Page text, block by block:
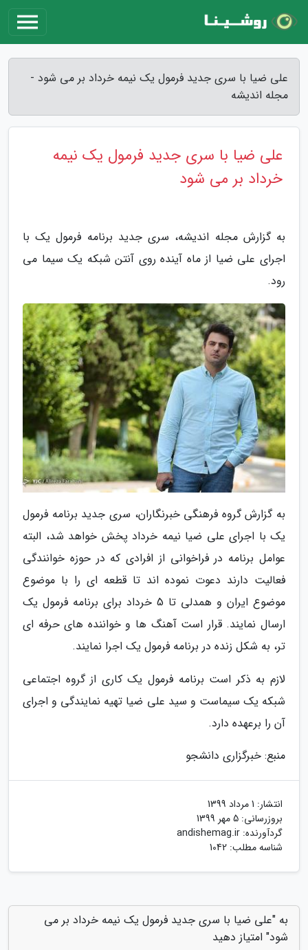
علی ضیا با سری جدید فرمول یک نیمه خرداد بر می شود -
مجله اندیشه
علی ضیا با سری جدید فرمول یک نیمه
خرداد بر می شود
به گزارش مجله اندیشه، سری جدید برنامه فرمول یک با
اجرای علی ضیا از ماه آینده روی آنتن شبکه یک سیما می
رود.
به گزارش گروه فرهنگی خبرنگاران، سری جدید برنامه فرمول
یک با اجرای علی ضیا نیمه خرداد پخش خواهد شد، البته
عوامل برنامه در فراخوانی از افرادی که در حوزه خوانندگی
فعالیت دارند دعوت نموده اند تا قطعه ای را با موضوع
موضوع ایران و همدلی تا 5 خرداد برای برنامه فرمول یک
ارسال نمایند. قرار است آهنگ ها و خواننده های حرفه ای
تر، به شکل زنده در برنامه فرمول یک اجرا نمایند.
لازم به ذکر است برنامه فرمول یک کاری از گروه اجتماعی
شبکه یک سیماست و سید علی ضیا تهیه نمایندگی و اجرای
آن را برعهده دارد.
منبع: خبرگزاری دانشجو
انتشار: 1 مرداد 1399
بروزرسانی: 5 مهر 1399
گردآورنده: andishemag.ir
شناسه مطلب: 1042
به "علی ضیا با سری جدید فرمول یک نیمه خرداد بر می
شود" امتیاز دهید